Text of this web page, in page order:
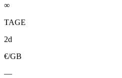
∞
TAGE
2d
€/GB
—